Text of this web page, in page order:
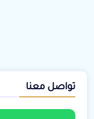
تواصل معنا